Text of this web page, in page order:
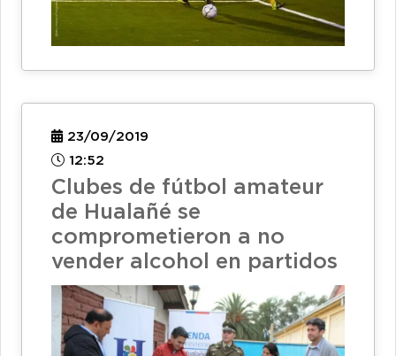
23/09/2019
12:52
Clubes de fútbol amateur
de Hualañé se
comprometieron a no
vender alcohol en partidos